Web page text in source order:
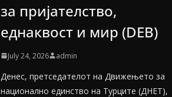
за пријателство,
еднаквост и мир (DEB)
July 24, 2026 admin
Денес, претседателот на Движењето за
национално единство на Турците (ДНЕТ),